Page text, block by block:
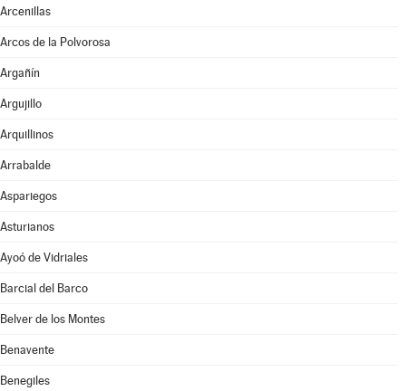
Arcenillas
Arcos de la Polvorosa
Argañín
Argujillo
Arquillinos
Arrabalde
Aspariegos
Asturianos
Ayoó de Vidriales
Barcial del Barco
Belver de los Montes
Benavente
Benegiles